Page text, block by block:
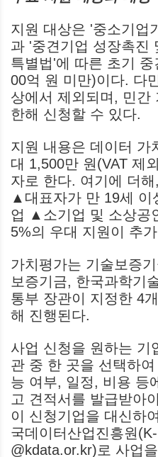
지원 대상은 '중소기업
과 '중견기업 성장촉진
특별법'에 따른 초기
00억 원 미만)이다. 다
상에서 제외되며, 민간
한해 신청할 수 있다.
지원 내용은 데이터 가
대 1,500만 원(VAT 제
자로 한다. 여기에 더
▲대표자가 만 19세 이
업 ▲소기업 및 소상공
5%의 우대 지원이 추
가치평가는 기술보증
보증기금, 한국과학기
통부 장관이 지정한 4
해 진행된다.
사업 신청을 원하는 기
관 중 한 곳을 선택하
능 여부, 일정, 비용 등
고 견적서를 발급받아
이 신청기업을 대신하
국데이터산업진흥원
@kdata.or.kr)로 사업